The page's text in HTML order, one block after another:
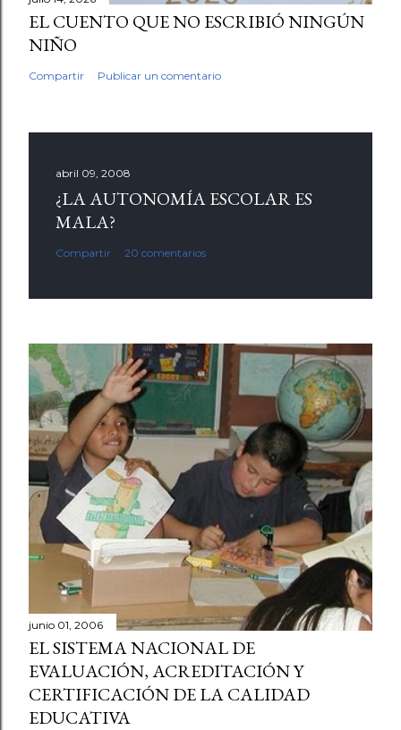
EL CUENTO QUE NO ESCRIBIÓ NINGÚN
NIÑO
Compartir Publicar un comentario
abril 09, 2008
¿LA AUTONOMÍA ESCOLAR ES
MALA?
Compartir 20 comentarios
junio 01, 2006
EL SISTEMA NACIONAL DE
EVALUACIÓN, ACREDITACIÓN Y
CERTIFICACIÓN DE LA CALIDAD
EDUCATIVA